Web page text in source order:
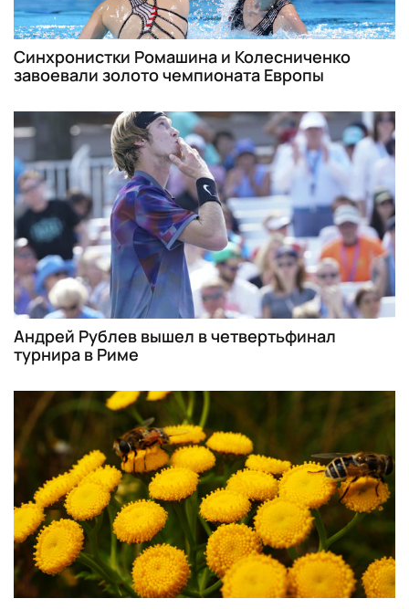
Синхронистки Ромашина и Колесниченко
завоевали золото чемпионата Европы
Андрей Рублев вышел в четвертьфинал
турнира в Риме